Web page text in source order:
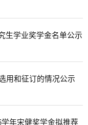
生学业奖学金名单公示
用和征订的情况公示
年宋健奖学金拟推荐